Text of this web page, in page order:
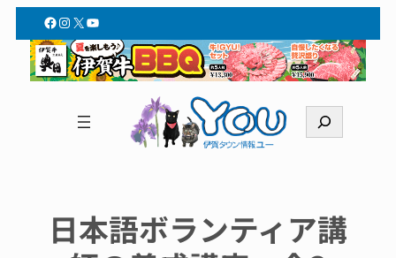
Facebook
Instagram
X YouTube
索
日本語ボランティア講